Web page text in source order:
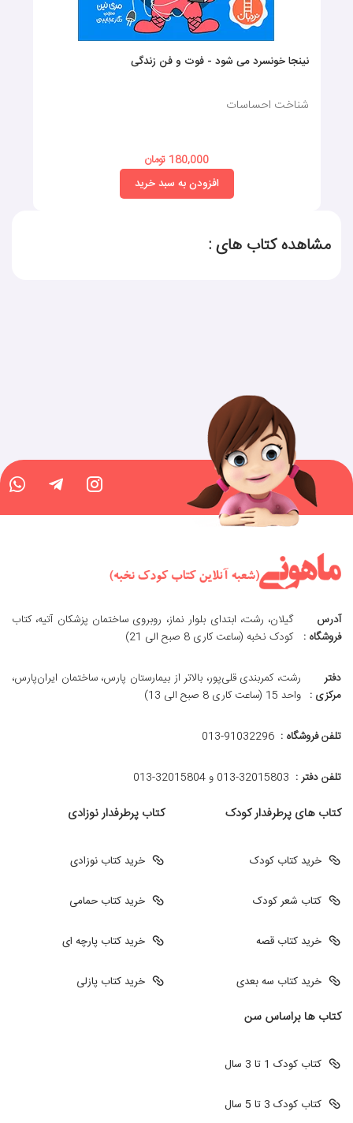
نینجا خونسرد می شود - فوت و فن زندگی
شناخت احساسات
180,000 تومان
افزودن به سبد خرید
مشاهده کتاب های :
آدرس
فروشگاه :
گیلان، رشت، ابتدای بلوار نماز، روبروی ساختمان پزشکان آتیه، کتاب
کودک نخبه (ساعت کاری 8 صبح الی 21)
دفتر
مرکزی :
رشت، کمربندی قلی‌پور، بالاتر از بیمارستان پارس، ساختمان ایران‌پارس،
واحد 15 (ساعت کاری 8 صبح الی 13)
تلفن فروشگاه : 013-91032296
تلفن دفتر : 013-32015803 و 32015804-013
کتاب های پرطرفدار کودک
خرید کتاب کودک
کتاب شعر کودک
خرید کتاب قصه
خرید کتاب سه بعدی
کتاب پرطرفدار نوزادی
خرید کتاب نوزادی
خرید کتاب حمامی
خرید کتاب پارچه ای
خرید کتاب پازلی
کتاب ها براساس سن
کتاب کودک 1 تا 3 سال
کتاب کودک 3 تا 5 سال